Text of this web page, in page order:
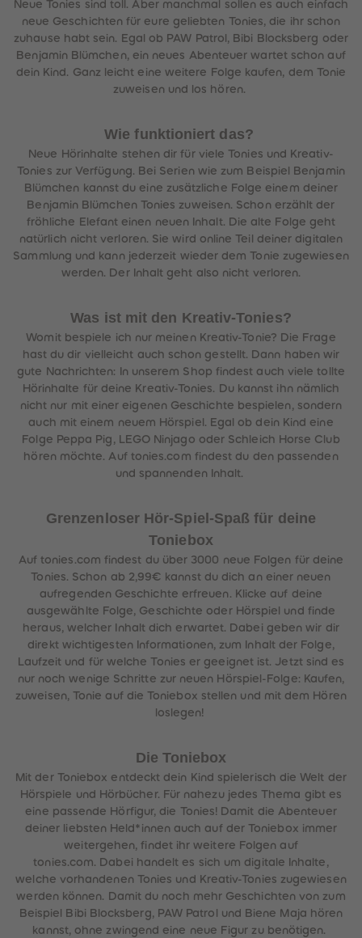
Neue Tonies sind toll. Aber manchmal sollen es auch einfach
neue Geschichten für eure geliebten Tonies, die ihr schon
zuhause habt sein. Egal ob PAW Patrol, Bibi Blocksberg oder
Benjamin Blümchen, ein neues Abenteuer wartet schon auf
dein Kind. Ganz leicht eine weitere Folge kaufen, dem Tonie
zuweisen und los hören.
Wie funktioniert das?
Neue Hörinhalte stehen dir für viele Tonies und Kreativ-
Tonies zur Verfügung. Bei Serien wie zum Beispiel Benjamin
Blümchen kannst du eine zusätzliche Folge einem deiner
Benjamin Blümchen Tonies zuweisen. Schon erzählt der
fröhliche Elefant einen neuen Inhalt. Die alte Folge geht
natürlich nicht verloren. Sie wird online Teil deiner digitalen
Sammlung und kann jederzeit wieder dem Tonie zugewiesen
werden. Der Inhalt geht also nicht verloren.
Was ist mit den Kreativ-Tonies?
Womit bespiele ich nur meinen Kreativ-Tonie? Die Frage
hast du dir vielleicht auch schon gestellt. Dann haben wir
gute Nachrichten: In unserem Shop findest auch viele tollte
Hörinhalte für deine Kreativ-Tonies. Du kannst ihn nämlich
nicht nur mit einer eigenen Geschichte bespielen, sondern
auch mit einem neuem Hörspiel. Egal ob dein Kind eine
Folge Peppa Pig, LEGO Ninjago oder Schleich Horse Club
hören möchte. Auf tonies.com findest du den passenden
und spannenden Inhalt.
Grenzenloser Hör-Spiel-Spaß für deine
Toniebox
Auf tonies.com findest du über 3000 neue Folgen für deine
Tonies. Schon ab 2,99€ kannst du dich an einer neuen
aufregenden Geschichte erfreuen. Klicke auf deine
ausgewählte Folge, Geschichte oder Hörspiel und finde
heraus, welcher Inhalt dich erwartet. Dabei geben wir dir
direkt wichtigesten Informationen, zum Inhalt der Folge,
Laufzeit und für welche Tonies er geeignet ist. Jetzt sind es
nur noch wenige Schritte zur neuen Hörspiel-Folge: Kaufen,
zuweisen, Tonie auf die Toniebox stellen und mit dem Hören
loslegen!
Die Toniebox
Mit der Toniebox entdeckt dein Kind spielerisch die Welt der
Hörspiele und Hörbücher. Für nahezu jedes Thema gibt es
eine passende Hörfigur, die Tonies! Damit die Abenteuer
deiner liebsten Held*innen auch auf der Toniebox immer
weitergehen, findet ihr weitere Folgen auf
tonies.com. Dabei handelt es sich um digitale Inhalte,
welche vorhandenen Tonies und Kreativ-Tonies zugewiesen
werden können. Damit du noch mehr Geschichten von zum
Beispiel Bibi Blocksberg, PAW Patrol und Biene Maja hören
kannst, ohne zwingend eine neue Figur zu benötigen.